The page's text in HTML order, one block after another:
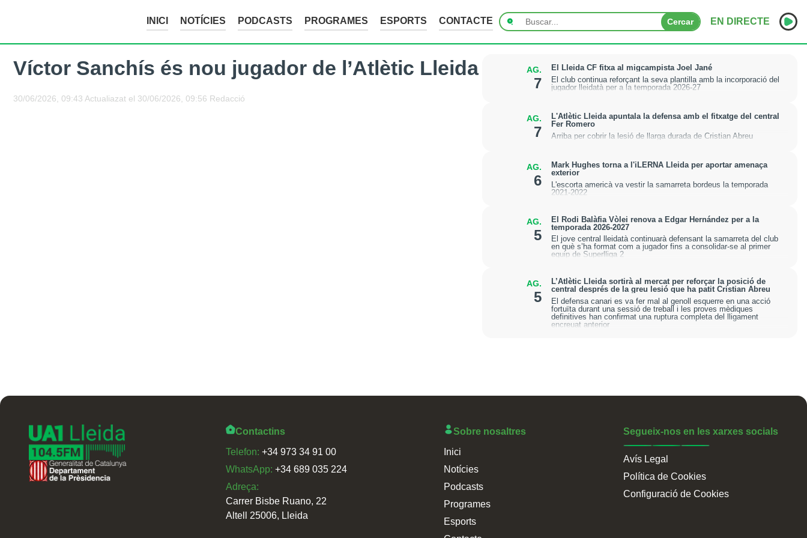
INICI NOTÍCIES PODCASTS PROGRAMES ESPORTS CONTACTE Cercar EN DIRECTE
PODCASTS
PROGRAMES
ESPORTS
CONTACTE
Víctor Sanchís és nou jugador de l’Atlètic Lleida
30/06/2026, 09:43 Actualiazat el 30/06/2026, 09:56 Redacció
AG.
7
El Lleida CF fitxa al migcampista Joel Jané
El club continua reforçant la seva plantilla amb la incorporació del
jugador lleidatà per a la temporada 2026-27
AG.
7
L'Atlètic Lleida apuntala la defensa amb el fitxatge del central
Fer Romero
Arriba per cobrir la lesió de llarga durada de Cristian Abreu
AG.
6
Mark Hughes torna a l'iLERNA Lleida per aportar amenaça
exterior
L'escorta americà va vestir la samarreta bordeus la temporada
2021-2022
AG.
5
El Rodi Balàfia Vòlei renova a Edgar Hernández per a la
temporada 2026-2027
El jove central lleidatà continuarà defensant la samarreta del club
en què s’ha format com a jugador fins a consolidar-se al primer
equip de Superlliga 2
AG.
5
L’Atlètic Lleida sortirà al mercat per reforçar la posició de
central després de la greu lesió que ha patit Cristian Abreu
El defensa canari es va fer mal al genoll esquerre en una acció
fortuïta durant una sessió de treball i les proves mèdiques
definitives han confirmat una ruptura completa del lligament
encreuat anterior
Contactins
Telefon: +34 973 34 91 00
WhatsApp: +34 689 035 224
Adreça:
Carrer Bisbe Ruano, 22
Altell 25006, Lleida
Sobre nosaltres
Inici
Notícies
Podcasts
Programes
Esports
Segueix-nos en les xarxes socials
Avís Legal
Política de Cookies
Configuració de Cookies